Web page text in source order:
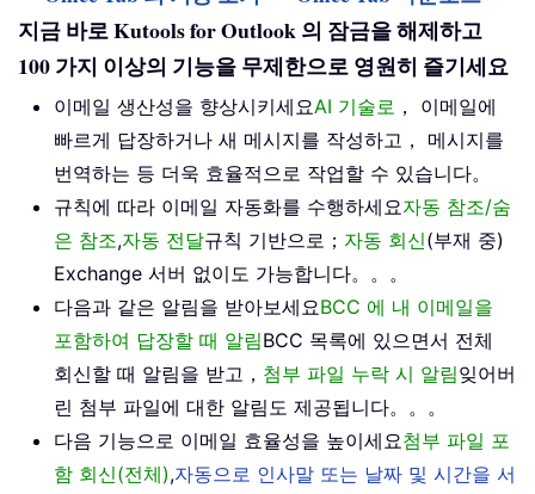
지금 바로 Kutools for Outlook 의 잠금을 해제하고
100 가지 이상의 기능을 무제한으로 영원히 즐기세요
이메일 생산성을 향상시키세요AI 기술로 ， 이메일에
빠르게 답장하거나 새 메시지를 작성하고， 메시지를
번역하는 등 더욱 효율적으로 작업할 수 있습니다。
규칙에 따라 이메일 자동화를 수행하세요자동 참조/숨
은 참조,자동 전달규칙 기반으로； 자동 회신(부재 중)
Exchange 서버 없이도 가능합니다。。。
다음과 같은 알림을 받아보세요BCC 에 내 이메일을
포함하여 답장할 때 알림BCC 목록에 있으면서 전체
회신할 때 알림을 받고， 첨부 파일 누락 시 알림잊어버
린 첨부 파일에 대한 알림도 제공됩니다。。。
다음 기능으로 이메일 효율성을 높이세요첨부 파일 포
함 회신(전체),자동으로 인사말 또는 날짜 및 시간을 서